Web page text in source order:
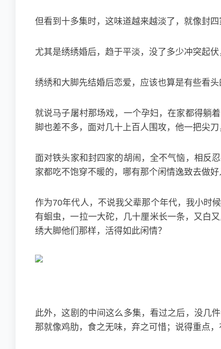
但看到十多集时，这味道越来越淡了，就像封四
尤其是绣绣婚后，趋于平淡，没了多少冲突起伏
绣绣和大脚先结婚后恋爱，应该也算是有些看头
就说马子屠村那场戏，一个孕妇，在家都得躺
脚也差不多，面对几十上百人围攻，他一把尖
面对铁头家和封四家的胡闹，全不气恼，相反
家都吃不饱穿不暖的，哪有那个闲情逸致去做好
作为70年代人，不说我父辈那个年代，我小时
有蛔虫，一拉一大砣，几十厘米长一条，又白
绣大脚他们那样，活得如此闲情？
此外，这剧的中间这么多集，看过之后，没几
那就像鸡肋，食之无味，弃之可惜；说得重